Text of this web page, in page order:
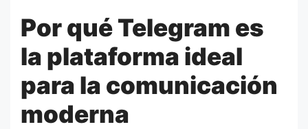
Por qué Telegram es
la plataforma ideal
para la comunicación
moderna